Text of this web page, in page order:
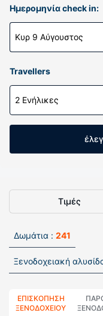
Ημερομηνία check in:
Κυρ 9 Αύγουστος
Travellers
2 Ενήλικες
Τιμές
Δωμάτια : 241
Ξενοδοχειακή
ΕΠΙΣΚΌΠΗΣΗ
ΞΕΝΟΔΟΧΕΊΟΥ